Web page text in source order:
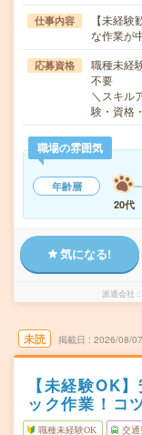
仕事内容
【未経
な作業が
応募資格
職種未経
不要
＼スキル
験・資格
職場の雰囲気
年齢層
20代
気になる!
派遣会社
未読 掲載日 2026/08/07
【未経験OK
ック作業！コ
職種未経験OK 交通